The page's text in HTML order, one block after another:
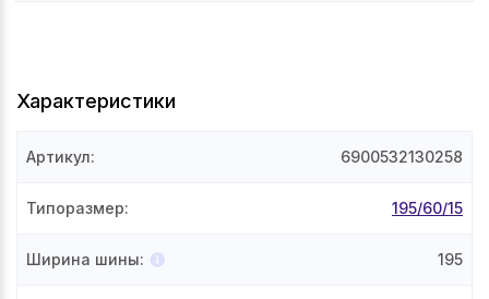
Характеристики
Артикул: 6900532130258
Типоразмер: 195/60/15
Ширина шины: 195